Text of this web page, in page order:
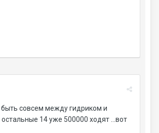
совсем между гидриком и
14 уже 500000 ходят ...вот